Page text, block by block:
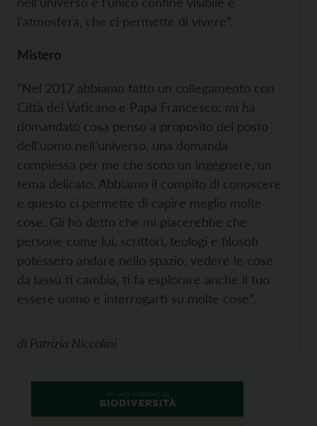
l'atmosfera, che ci permette di vivere”.
Mistero
“Nel 2017 abbiamo fatto un collegamento con
Città del Vaticano e Papa Francesco: mi ha
domandato cosa penso a proposito del posto
dell'uomo nell'universo, una domanda
complessa per me che sono un ingegnere, un
tema delicato. Abbiamo il compito di conoscere
e questo ci permette di capire meglio molte
cose. Gli ho detto che mi piacerebbe che
persone come lui, scrittori, teologi e filosofi
potessero andare nello spazio, vedere le cose
da lassù ti cambia, ti fa esplorare anche il tuo
essere uomo e interrogarti su molte cose”.
di Patrizia Niccolini